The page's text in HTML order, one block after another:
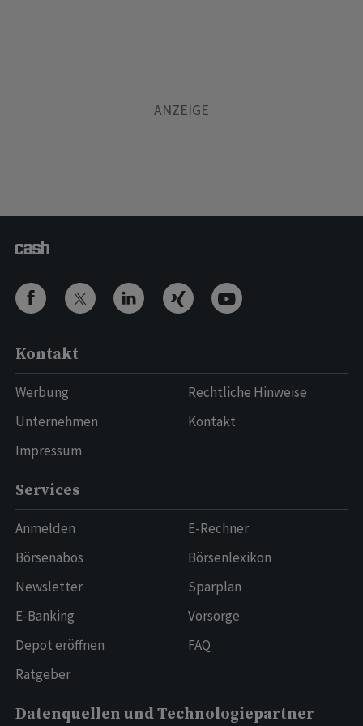
Kontakt
Werbung
Unternehmen
Impressum
Rechtliche Hinweise
Kontakt
Services
Anmelden
Börsenabos
Newsletter
E-Banking
Depot eröffnen
Ratgeber
E-Rechner
Börsenlexikon
Sparplan
Vorsorge
FAQ
Datenquellen und Technologiepartner